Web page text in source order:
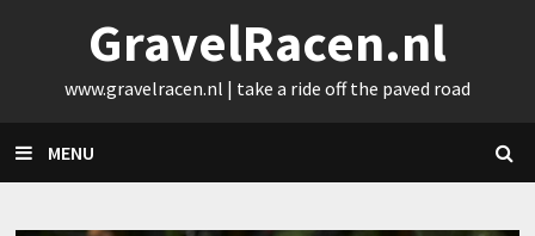
content
GravelRacen.nl
www.gravelracen.nl | take a ride off the paved road
MENU